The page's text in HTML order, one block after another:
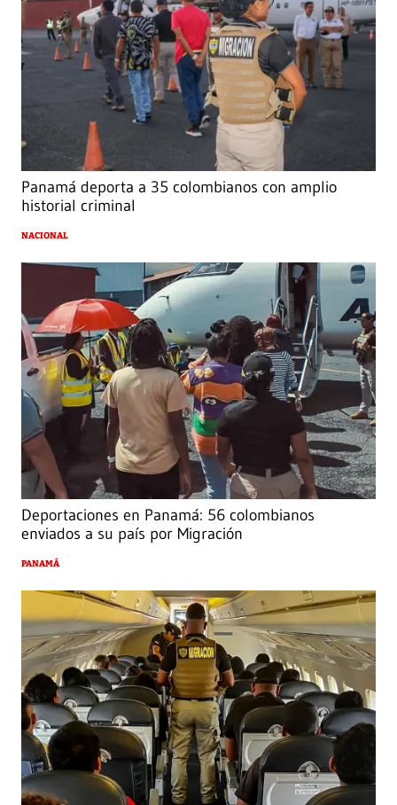
Panamá deporta a 35 colombianos con amplio
historial criminal
NACIONAL
Deportaciones en Panamá: 56 colombianos
enviados a su país por Migración
PANAMÁ